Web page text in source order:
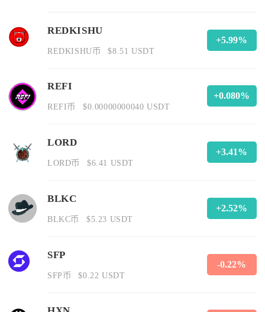
REDKISHU
REDKISHU币 $8.51 USDT
+5.99%
REFI
REFI币 $0.00000000040 USDT
+0.080%
LORD
LORD币 $6.41 USDT
+3.41%
BLKC
BLKC币 $5.23 USDT
+2.52%
SFP
SFP币 $0.22 USDT
-0.22%